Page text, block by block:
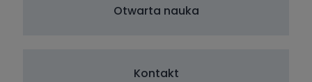
Otwarta nauka
Kontakt